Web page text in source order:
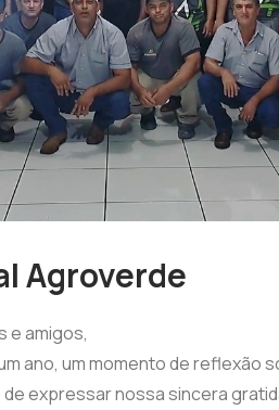
Agroverde
e amigos,
ano, um momento de reflexão
expressar nossa sincera